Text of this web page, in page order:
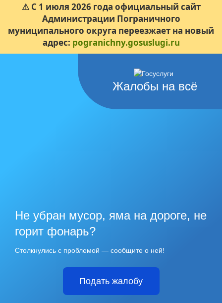
⚠ С 1 июля 2026 года официальный сайт
Администрации Пограничного
муниципального округа переезжает на новый
адрес: pogranichny.gosuslugi.ru
Жалобы на всё
Не убран мусор, яма на дороге, не
горит фонарь?
Столкнулись с проблемой — сообщите о ней!
Подать жалобу